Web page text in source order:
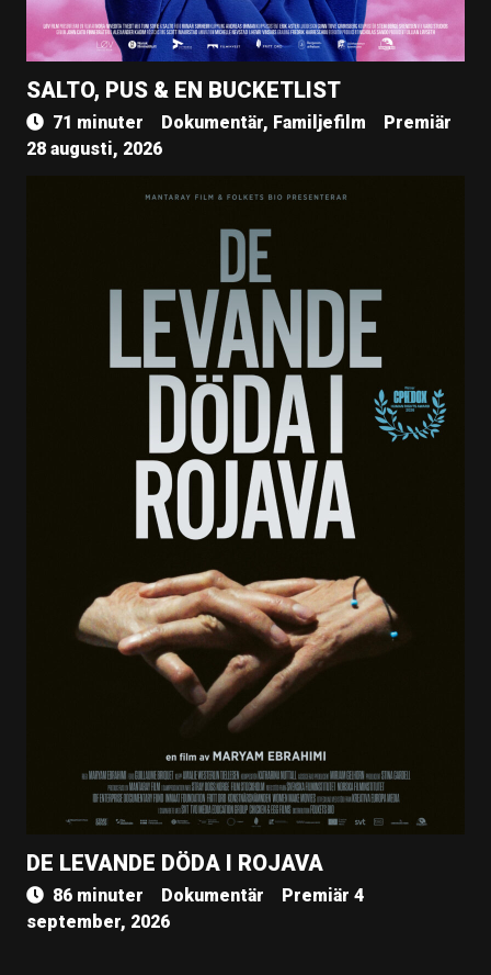
SALTO, PUS & EN BUCKETLIST
71 minuter Dokumentär, Familjefilm
Premiär
28 augusti, 2026
DE LEVANDE DÖDA I ROJAVA
86 minuter Dokumentär
Premiär 4
september, 2026